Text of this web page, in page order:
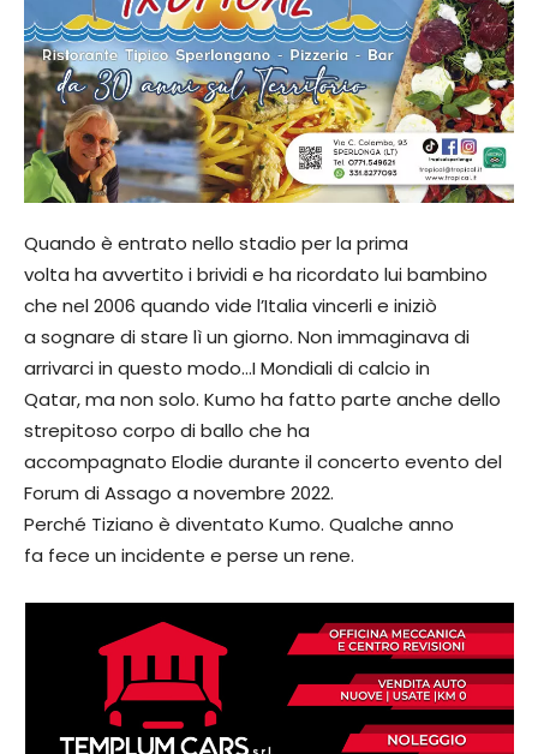
Quando è entrato nello stadio per la prima
volta ha avvertito i brividi e ha ricordato lui bambino
che nel 2006 quando vide l’Italia vincerli e iniziò
a sognare di stare lì un giorno. Non immaginava di
arrivarci in questo modo…I Mondiali di calcio in
Qatar, ma non solo. Kumo ha fatto parte anche dello
strepitoso corpo di ballo che ha
accompagnato Elodie durante il concerto evento del
Forum di Assago a novembre 2022.
Perché Tiziano è diventato Kumo. Qualche anno
fa fece un incidente e perse un rene.